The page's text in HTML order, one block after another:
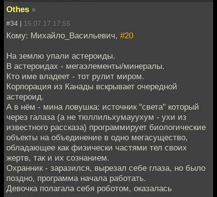
Othes »
#34 | 15.07.17 17:55
Кому: Михайло_Васильевич, #20
На землю упали астероиды.
В астероидах - мегаэлементы/минералы.
Кто име владеет - тот рулит миром.
Корпорация из Канады вскрывает очередной
астероид.
А в нём - мина ловушка: источник "света" который
через галаза (а не тюллильхумауухум - ухи из
известного рассказа) программирует биологические
объекты на объединение в одно мегасущество,
обладающее как физически частями тел своих
жертв, так и их сознанием.
Охранник - заразился, вырезал себе глаза, но было
поздно, программа начала работать.
Девочка полагала себя роботом, оказалась